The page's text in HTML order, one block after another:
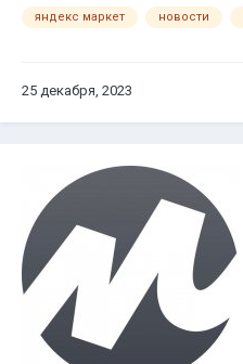
яндекс маркет новости
25 декабря, 2023